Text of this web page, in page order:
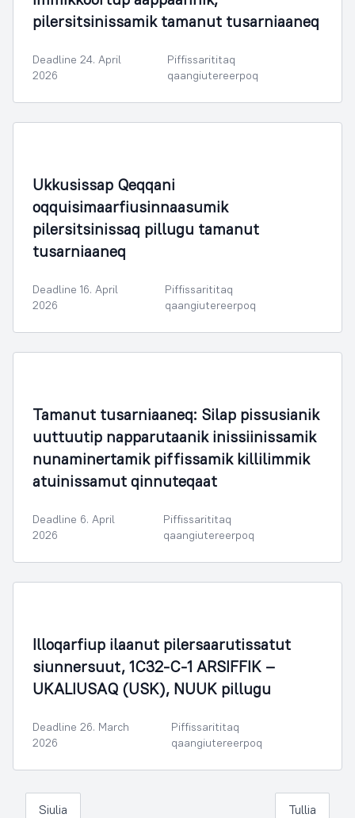
pilersitsinissamik tamanut tusarniaaneq
Deadline 24. April
2026
Piffissarititaq
qaangiutereerpoq
Ukkusissap Qeqqani
oqquisimaarfiusinnaasumik
pilersitsinissaq pillugu tamanut
tusarniaaneq
Deadline 16. April
2026
Piffissarititaq
qaangiutereerpoq
Tamanut tusarniaaneq: Silap pissusianik
uuttuutip napparutaanik inissiinissamik
nunaminertamik piffissamik killilimmik
atuinissamut qinnuteqaat
Deadline 6. April
2026
Piffissarititaq
qaangiutereerpoq
Illoqarfiup ilaanut pilersaarutissatut
siunnersuut, 1C32-C-1 ARSIFFIK –
UKALIUSAQ (USK), NUUK pillugu
Deadline 26. March
2026
Piffissarititaq
qaangiutereerpoq
Siulia Tullia